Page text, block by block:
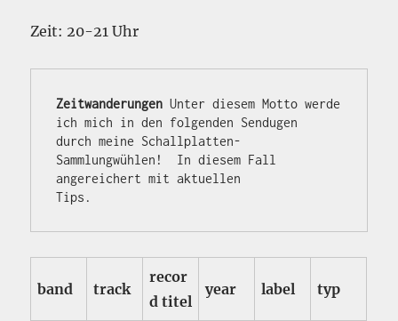
Zeit: 20-21 Uhr
Zeitwanderungen Unter diesem Motto werde
ich mich in den folgenden Sendugen
durch meine Schallplatten-
Sammlungwühlen!  In diesem Fall
angereichert mit aktuellen
Tips.
band track
recor
d titel
year label typ